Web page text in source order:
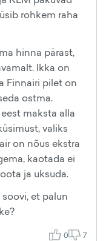
rohkem raha
hinna pärast,
Ikka on
Finnairi pilet on
ostma.
maksta alla
valiks
on nõus ekstra
kaotada ei
ja uksuda.
et palun
0 7